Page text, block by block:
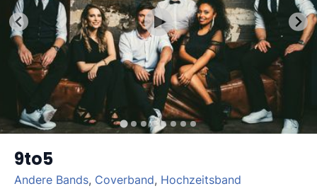
9to5
Andere Bands, Coverband, Hochzeitsband